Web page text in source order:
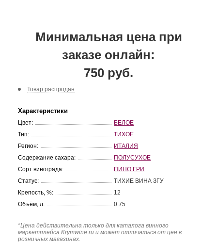
Минимальная цена при
заказе онлайн:
750 руб.
Товар распродан
Характеристики
Цвет:
БЕЛОЕ
Тип:
ТИХОЕ
Регион:
ИТАЛИЯ
Содержание сахара:
ПОЛУСУХОЕ
Сорт винограда:
ПИНО ГРИ
Статус:
ТИХИЕ ВИНА ЗГУ
Крепость, %:
12
Объём, л:
0.75
*Цена действительна только для каталога винного
маркетплейса Krymwine.ru и может отличаться от цен в
розничных магазинах.